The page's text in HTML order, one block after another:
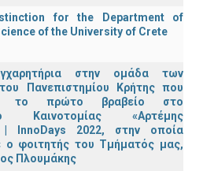
for the Department of
of the University of Crete
στην ομάδα των
Πανεπιστημίου Κρήτης που
το πρώτο βραβείο στο
Καινοτομίας «Αρτέμης
| InnoDays 2022, στην οποία
ο φοιτητής του Τμήματός μας,
Πλουμάκης